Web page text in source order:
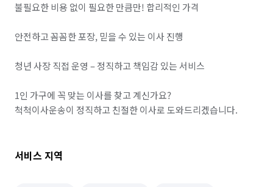
불필요한 비용 없이 필요한 만큼만! 합리적인 가격
안전하고 꼼꼼한 포장, 믿을 수 있는 이사 진행
청년 사장 직접 운영 – 정직하고 책임감 있는 서비스
1인 가구에 꼭 맞는 이사를 찾고 계신가요?
척척이사운송이 정직하고 친절한 이사로 도와드리겠습니다.
서비스 지역